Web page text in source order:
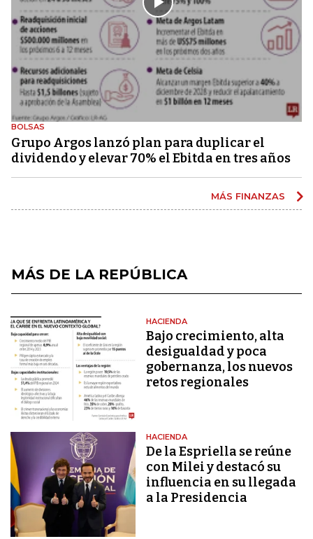
BOLSAS
Grupo Argos lanzó plan para duplicar el
dividendo y elevar 70% el Ebitda en tres años
MÁS FINANZAS
MÁS DE LA REPÚBLICA
HACIENDA
Bajo crecimiento, alta
desigualdad y poca
gobernanza, los nuevos
retos regionales
HACIENDA
De la Espriella se reúne
con Milei y destacó su
influencia en su llegada
a la Presidencia